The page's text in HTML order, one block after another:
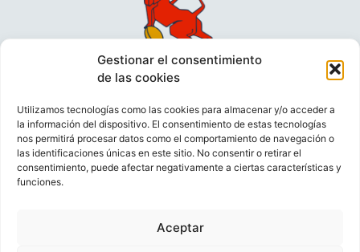
Gestionar el consentimiento
de las cookies
Utilizamos tecnologías como las cookies para almacenar y/o acceder a
la información del dispositivo. El consentimiento de estas tecnologías
nos permitirá procesar datos como el comportamiento de navegación o
las identificaciones únicas en este sitio. No consentir o retirar el
consentimiento, puede afectar negativamente a ciertas características y
funciones.
Aceptar
VIDEOCONFERENCIAS
POLÍTICA DE PRIVACIDAD